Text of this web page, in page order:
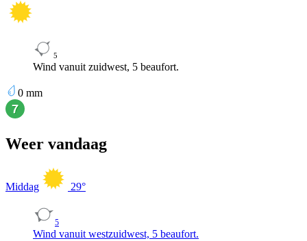
5
Wind vanuit zuidwest, 5 beaufort.
0 mm
Weer vandaag
Middag 29°
5
Wind vanuit westzuidwest, 5 beaufort.